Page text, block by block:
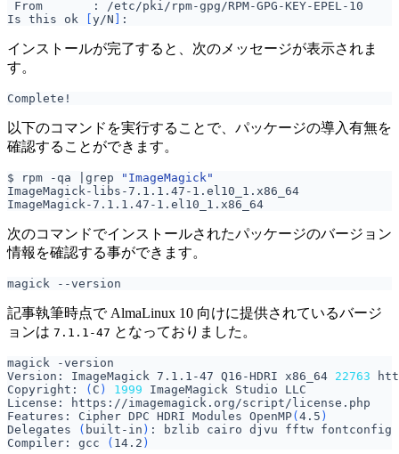
Is this ok
y/N
インストールが完了すると、次のメッセージが表示されま
す。
以下のコマンドを実行することで、パッケージの導入有無を
確認することができます。
$ rpm -qa grep
"ImageMagick"
次のコマンドでインストールされたパッケージのバージョン
情報を確認する事ができます。
記事執筆時点で AlmaLinux 10 向けに提供されているバージ
ョンは 7.1.1-47 となっておりました。
Version: ImageMagick 7.1.1-47 Q16-HDRI x86_64 22763
Copyright:
( C ) 1999
Features: Cipher DPC HDRI Modules OpenMP( 4.5 )
Delegates
( built-in )
Compiler: gcc
( 14.2 )